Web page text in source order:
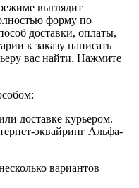
выглядит
форму по
доставки, оплаты,
к заказу написать
вас найти. Нажмите
доставке курьером.
эквайринг Альфа-
вариантов